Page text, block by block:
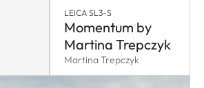
LEICA SL3-S
Momentum by
Martina Trepczyk
Martina Trepczyk